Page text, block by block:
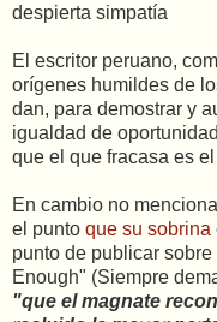
despierta simpatía
El escritor peruano,
orígenes humildes de
dan, para demostrar y
igualdad de
que el que fracasa es
En cambio no
el punto que su sobrina
punto de publicar
Enough" (Siempre
"que el magnate